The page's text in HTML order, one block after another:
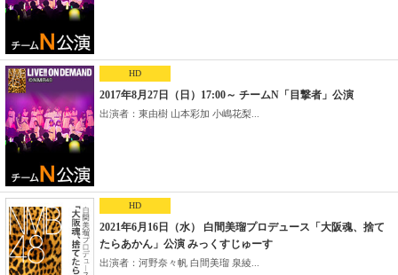
HD
2017年8月27日（日）17:00～ チームN「目撃者」公演
出演者：東由樹 山本彩加 小嶋花梨...
HD
2021年6月16日（水） 白間美瑠プロデュース「大阪魂、捨て
たらあかん」公演 みっくすじゅーす
出演者：河野奈々帆 白間美瑠 泉綾...